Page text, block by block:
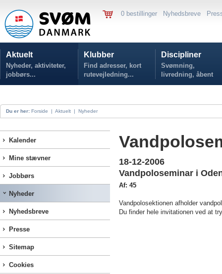
0 bestillinger Nyhedsbreve
Aktuelt
Nyheder, aktiviteter,
jobbørs...
Klubber
Find adresser, kort
rutevejledning...
Discipliner
Svømning,
livredning, åbent
vand...
Du er her: Forside | Aktuelt | Nyheder
Kalender
Mine stævner
Jobbørs
Nyheder
Nyhedsbreve
Presse
Sitemap
Cookies
18-12-2006
Vandpoloseminar i
Af: 45
Vandpolosektionen afholder
Du finder hele invitationen ved at